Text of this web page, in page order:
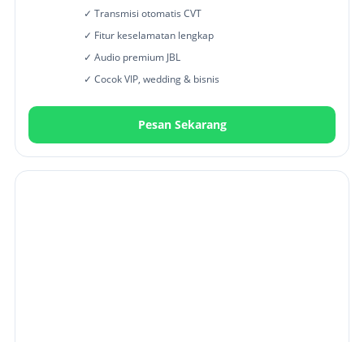
✓ Transmisi otomatis CVT
✓ Fitur keselamatan lengkap
✓ Audio premium JBL
✓ Cocok VIP, wedding & bisnis
Pesan Sekarang